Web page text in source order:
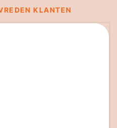
KLANTEN